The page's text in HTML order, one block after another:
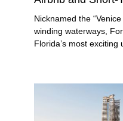
Nicknamed the
winding waterways,
Florida’s most exciting
venues, the city draws